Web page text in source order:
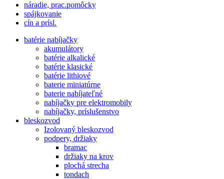
náradie, prac.pomôcky
spájkovanie
cín a prísl.
batérie nabíjačky
akumulátory
batérie alkalické
batérie klasické
batérie lithiové
baterie miniatúrne
baterie nabíjateľné
nabíjačky pre elektromobily
nabíjačky, príslušenstvo
bleskozvod
Izolovaný bleskozvod
podpery, držiaky
bramac
držiaky na krov
plochá strecha
tondach